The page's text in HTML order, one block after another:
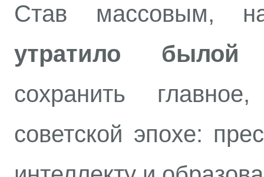
Став массовым,
утратило былой
сохранить
советской эпохе: